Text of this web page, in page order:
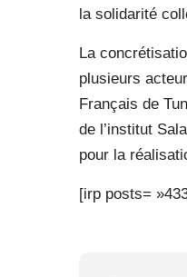
la solidarité
La
plusieurs
Français de
de l’institut
pour la
[irp posts=